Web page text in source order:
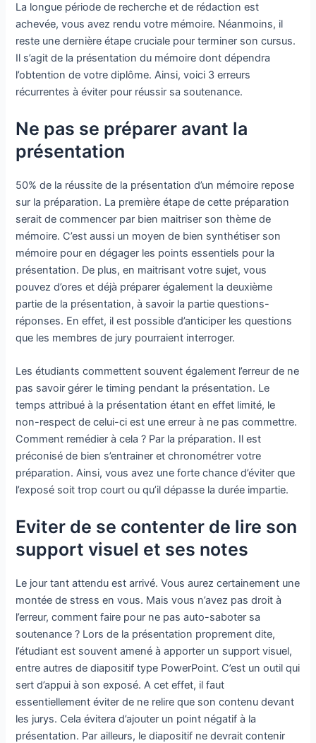
La longue période de recherche et de rédaction est
achevée, vous avez rendu votre mémoire. Néanmoins, il
reste une dernière étape cruciale pour terminer son cursus.
Il s’agit de la présentation du mémoire dont dépendra
l’obtention de votre diplôme. Ainsi, voici 3 erreurs
récurrentes à éviter pour réussir sa soutenance.
Ne pas se préparer avant la
présentation
50% de la réussite de la présentation d’un mémoire repose
sur la préparation. La première étape de cette préparation
serait de commencer par bien maitriser son thème de
mémoire. C’est aussi un moyen de bien synthétiser son
mémoire pour en dégager les points essentiels pour la
présentation. De plus, en maitrisant votre sujet, vous
pouvez d’ores et déjà préparer également la deuxième
partie de la présentation, à savoir la partie questions-
réponses. En effet, il est possible d’anticiper les questions
que les membres de jury pourraient interroger.
Les étudiants commettent souvent également l’erreur de ne
pas savoir gérer le timing pendant la présentation. Le
temps attribué à la présentation étant en effet limité, le
non-respect de celui-ci est une erreur à ne pas commettre.
Comment remédier à cela ? Par la préparation. Il est
préconisé de bien s’entrainer et chronométrer votre
préparation. Ainsi, vous avez une forte chance d’éviter que
l’exposé soit trop court ou qu’il dépasse la durée impartie.
Eviter de se contenter de lire son
support visuel et ses notes
Le jour tant attendu est arrivé. Vous aurez certainement une
montée de stress en vous. Mais vous n’avez pas droit à
l’erreur, comment faire pour ne pas auto-saboter sa
soutenance ? Lors de la présentation proprement dite,
l’étudiant est souvent amené à apporter un support visuel,
entre autres de diapositif type PowerPoint. C’est un outil qui
sert d’appui à son exposé. A cet effet, il faut
essentiellement éviter de ne relire que son contenu devant
les jurys. Cela évitera d’ajouter un point négatif à la
présentation. Par ailleurs, le diapositif ne devrait contenir